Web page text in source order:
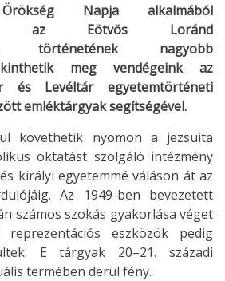
Napja alkalmából
az Eötvös Loránd
történetének nagyobb
meg vendégeink az
és Levéltár egyetemtörténeti
emléktárgyak segítségével.
követhetik nyomon a jezsuita
oktatást szolgáló intézmény
királyi egyetemmé váláson át az
Az 1949-ben bevezetett
számos szokás gyakorlása véget
eszközök pedig
E tárgyak 20–21. századi
termében derül fény.